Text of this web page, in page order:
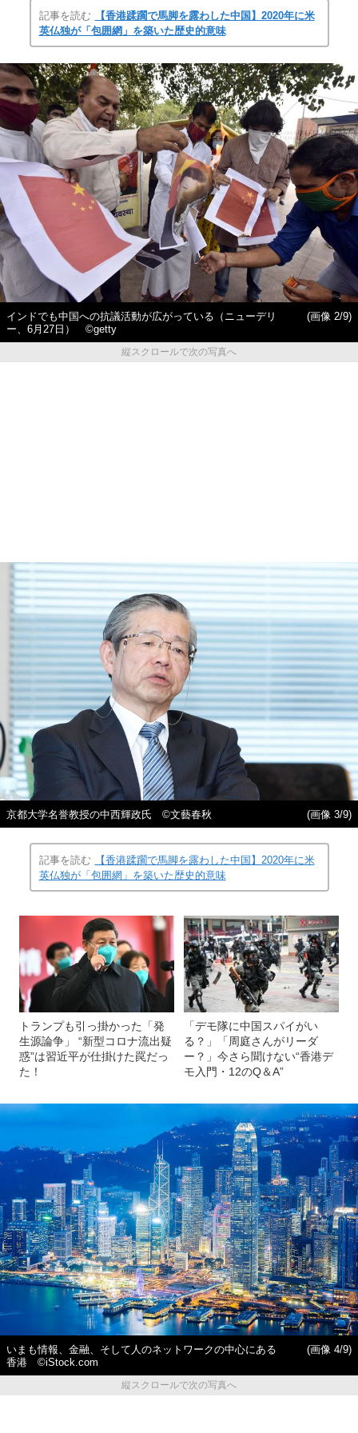
記事を読む
【香港蹂躙で馬脚を露わした中国】2020年に米
英仏独が「包囲網」を築いた歴史的意味
インドでも中国への抗議活動が広がっている（ニューデリ
ー、6月27日） ©︎getty
(画像 2/9)
縦スクロールで次の写真へ
京都大学名誉教授の中西輝政氏 ©︎文藝春秋 (画像 3/9)
記事を読む
【香港蹂躙で馬脚を露わした中国】2020年に米
英仏独が「包囲網」を築いた歴史的意味
トランプも引っ掛かった「発
生源論争」 “新型コロナ流出疑
惑”は習近平が仕掛けた罠だっ
た！
「デモ隊に中国スパイがい
る？」「周庭さんがリーダ
ー？」今さら聞けない“香港デ
モ入門・12のQ＆A”
いまも情報、金融、そして人のネットワークの中心にある
香港 ©︎iStock.com
(画像 4/9)
縦スクロールで次の写真へ